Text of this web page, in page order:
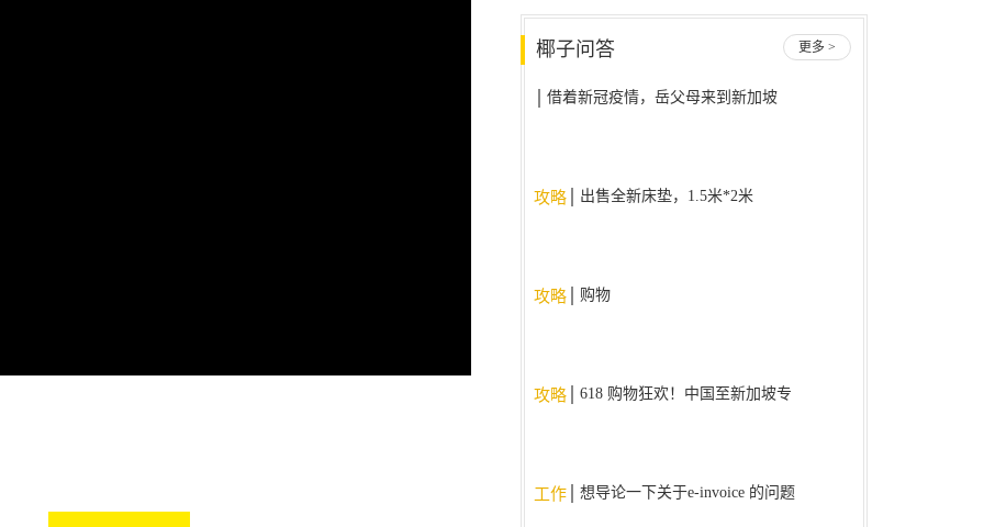
椰子问答 更多 >
借着新冠疫情，岳父母来到新加坡
攻略 出售全新床垫，1.5米*2米
攻略 购物
攻略
618 购物狂欢！中国至新加坡专
工作 想导论一下关于e-invoice 的问题